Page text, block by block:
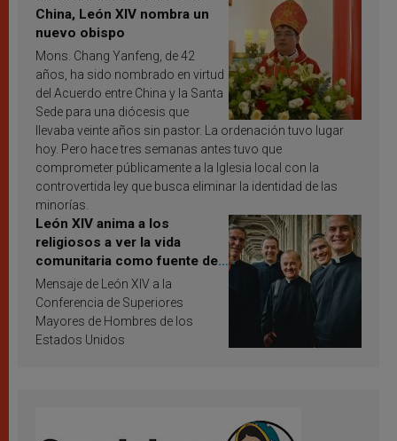
China, León XIV nombra un
nuevo obispo
Mons. Chang Yanfeng, de 42
años, ha sido nombrado en virtud
del Acuerdo entre China y la Santa
Sede para una diócesis que
llevaba veinte años sin pastor. La ordenación tuvo lugar
hoy. Pero hace tres semanas antes tuvo que
comprometer públicamente a la Iglesia local con la
controvertida ley que busca eliminar la identidad de las
minorías.
León XIV anima a los
religiosos a ver la vida
comunitaria como fuente de
inspiración y santificación
Mensaje de León XIV a la
Conferencia de Superiores
Mayores de Hombres de los
Estados Unidos